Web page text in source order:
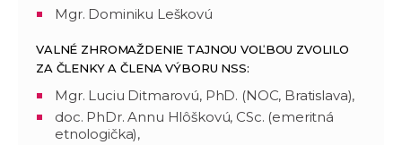
Mgr. Dominiku Leškovú
VALNÉ ZHROMAŽDENIE TAJNOU VOĽBOU ZVOLILO
ZA ČLENKY A ČLENA VÝBORU NSS:
Mgr. Luciu Ditmarovú, PhD. (NOC, Bratislava),
doc. PhDr. Annu Hlôškovú, CSc. (emeritná
etnologička),